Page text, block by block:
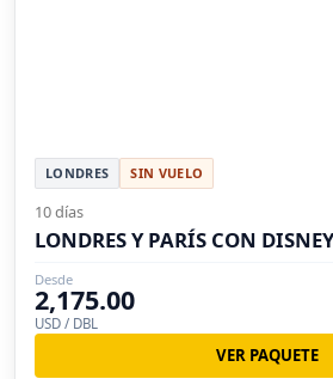
LONDRES SIN VUELO
10 días
LONDRES Y PARÍS CON
Desde
2,175.00
USD / DBL
VER PAQUETE